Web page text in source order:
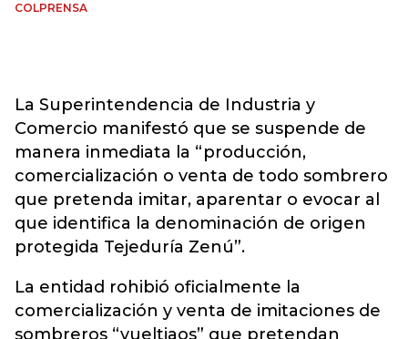
COLPRENSA
La Superintendencia de Industria y
Comercio manifestó que se suspende de
manera inmediata la “producción,
comercialización o venta de todo sombrero
que pretenda imitar, aparentar o evocar al
que identifica la denominación de origen
protegida Tejeduría Zenú”.
La entidad rohibió oficialmente la
comercialización y venta de imitaciones de
sombreros “vueltiaos” que pretendan